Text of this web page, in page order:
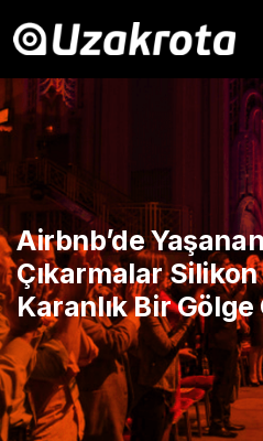
Airbnb’de
Çıkarmalar
Karanlık Bir